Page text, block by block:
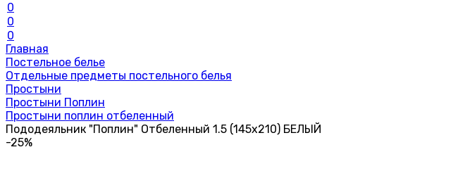
0
0
0
Главная
Постельное белье
Отдельные предметы постельного белья
Простыни
Простыни Поплин
Простыни поплин отбеленный
Пододеяльник "Поплин" Отбеленный 1.5 (145х210) БЕЛЫЙ
-25%